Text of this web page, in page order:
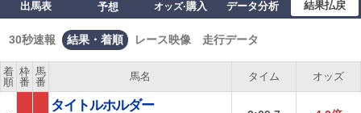
出馬表 予想 オッズ·購入 データ分析 結果払戻
30秒速報 結果・着順 レース映像 走行データ
着
順
枠
番
馬
番
馬名 タイム オッズ
タイトルホルダー